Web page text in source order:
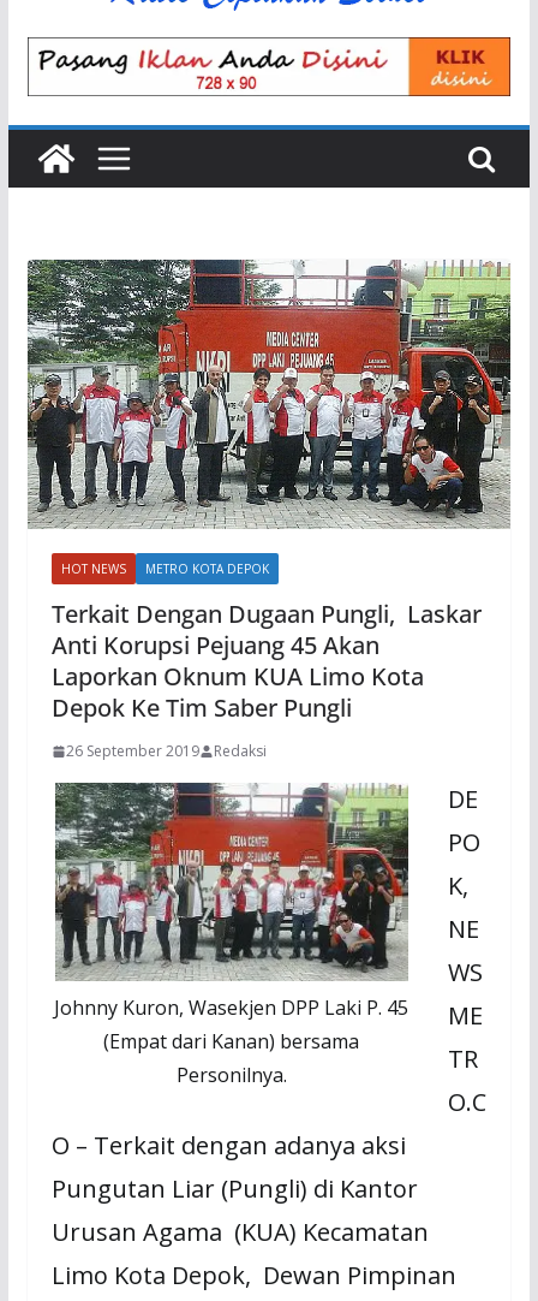
HOT NEWS METRO KOTA DEPOK
Terkait Dengan Dugaan Pungli, Laskar
Anti Korupsi Pejuang 45 Akan
Laporkan Oknum KUA Limo Kota
Depok Ke Tim Saber Pungli
26 September 2019 Redaksi
Johnny Kuron, Wasekjen DPP Laki P. 45
(Empat dari Kanan) bersama
Personilnya.
DE
PO
K,
NE
WS
ME
TR
O.C
O – Terkait dengan adanya aksi
Pungutan Liar (Pungli) di Kantor
Urusan Agama (KUA) Kecamatan
Limo Kota Depok, Dewan Pimpinan